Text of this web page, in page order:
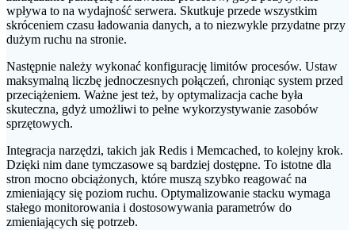
wpływa to na wydajność serwera. Skutkuje przede wszystkim
skróceniem czasu ładowania danych, a to niezwykle przydatne przy
dużym ruchu na stronie.
Następnie należy wykonać konfigurację limitów procesów. Ustaw
maksymalną liczbę jednoczesnych połączeń, chroniąc system przed
przeciążeniem. Ważne jest też, by optymalizacja cache była
skuteczna, gdyż umożliwi to pełne wykorzystywanie zasobów
sprzętowych.
Integracja narzędzi, takich jak Redis i Memcached, to kolejny krok.
Dzięki nim dane tymczasowe są bardziej dostępne. To istotne dla
stron mocno obciążonych, które muszą szybko reagować na
zmieniający się poziom ruchu. Optymalizowanie stacku wymaga
stałego monitorowania i dostosowywania parametrów do
zmieniających się potrzeb.